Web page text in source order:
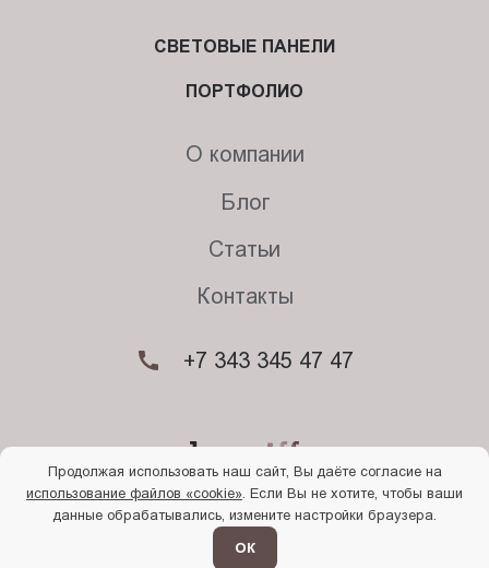
© 2026. Begriff
Политика конфиденциальности
СВЕТОВЫЕ ПАНЕЛИ
ПОРТФОЛИО
О компании
Блог
Статьи
Контакты
+7 343 345 47 47
Продолжая использовать наш сайт, Вы даёте согласие на
использование файлов «cookie» . Если Вы не хотите, чтобы ваши
данные обрабатывались, измените настройки браузера.
ОК